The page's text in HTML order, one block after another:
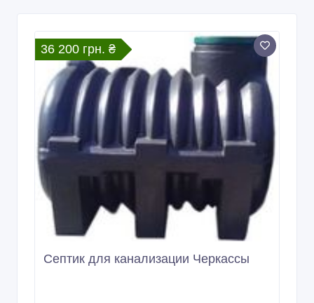
36 200 грн. ₴
Септик для канализации Черкассы